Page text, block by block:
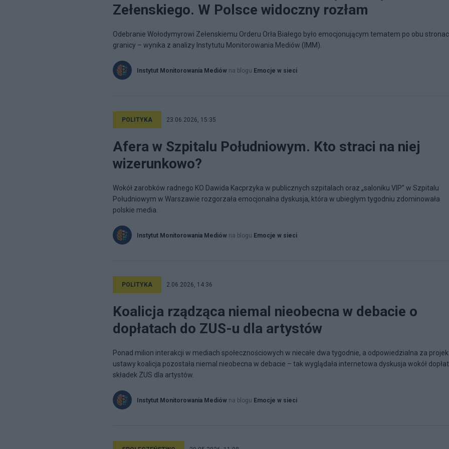
Zełenskiego. W Polsce widoczny rozłam
Odebranie Wołodymyrowi Zełenskiemu Orderu Orła Białego było emocjonującym tematem po obu
granicy – wynika z analizy Instytutu Monitorowania Mediów (IMM).
Instytut Monitorowania Mediów na blogu Emocje w sieci
POLITYKA 23.06.2026, 15:35
Afera w Szpitalu Południowym. Kto straci na niej
wizerunkowo?
Wokół zarobków radnego KO Dawida Kacprzyka w publicznych szpitalach oraz „saloniku VIP” w Szpitalu
Południowym w Warszawie rozgorzała emocjonalna dyskusja, która w ubiegłym tygodniu zdominowała
polskie media.
Instytut Monitorowania Mediów na blogu Emocje w sieci
POLITYKA 2.06.2026, 14:36
Koalicja rządząca niemal nieobecna w debacie o
dopłatach do ZUS-u dla artystów
Ponad milion interakcji w mediach społecznościowych w niecałe dwa tygodnie, a odpowiedzialna za
ustawy koalicja pozostała niemal nieobecna w debacie – tak wyglądała internetowa dyskusja wokół
składek ZUS dla artystów.
Instytut Monitorowania Mediów na blogu Emocje w sieci